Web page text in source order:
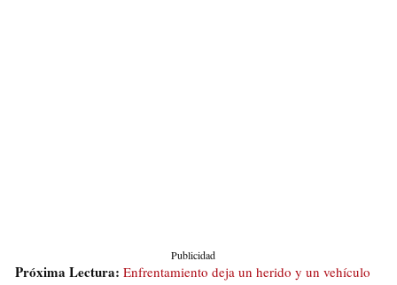
Publicidad
Próxima Lectura: Enfrentamiento deja un herido y un vehículo